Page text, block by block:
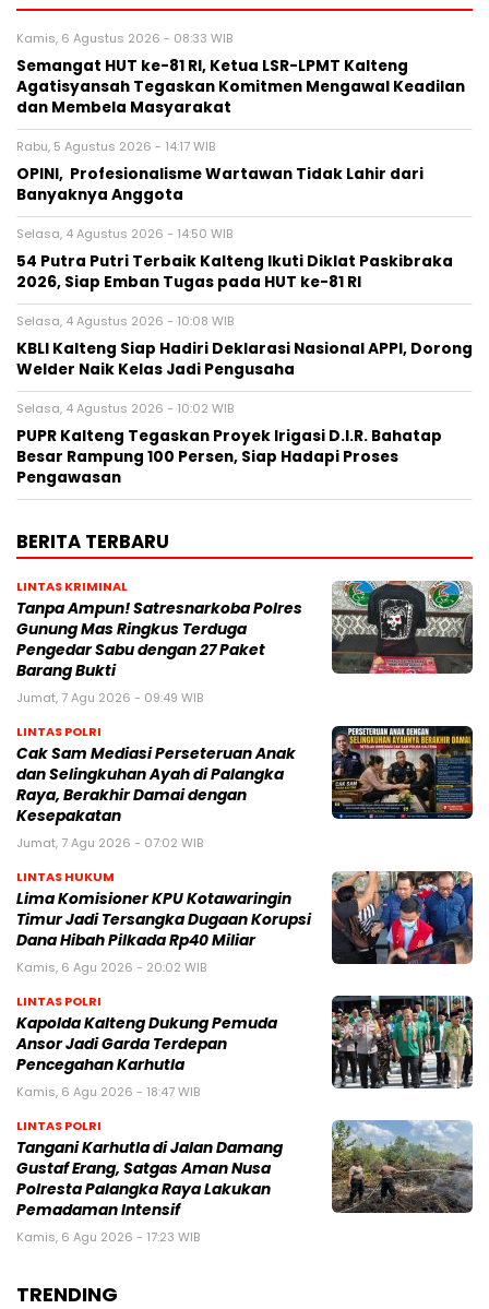
Kamis, 6 Agustus 2026 - 08:33 WIB
Semangat HUT ke-81 RI, Ketua LSR-LPMT Kalteng
Agatisyansah Tegaskan Komitmen Mengawal Keadilan
dan Membela Masyarakat
Rabu, 5 Agustus 2026 - 14:17 WIB
OPINI, Profesionalisme Wartawan Tidak Lahir dari
Banyaknya Anggota
Selasa, 4 Agustus 2026 - 14:50 WIB
54 Putra Putri Terbaik Kalteng Ikuti Diklat Paskibraka
2026, Siap Emban Tugas pada HUT ke-81 RI
Selasa, 4 Agustus 2026 - 10:08 WIB
KBLI Kalteng Siap Hadiri Deklarasi Nasional APPI, Dorong
Welder Naik Kelas Jadi Pengusaha
Selasa, 4 Agustus 2026 - 10:02 WIB
PUPR Kalteng Tegaskan Proyek Irigasi D.I.R. Bahatap
Besar Rampung 100 Persen, Siap Hadapi Proses
Pengawasan
BERITA TERBARU
LINTAS KRIMINAL
Tanpa Ampun! Satresnarkoba Polres
Gunung Mas Ringkus Terduga
Pengedar Sabu dengan 27 Paket
Barang Bukti
Jumat, 7 Agu 2026 - 09:49 WIB
LINTAS POLRI
Cak Sam Mediasi Perseteruan Anak
dan Selingkuhan Ayah di Palangka
Raya, Berakhir Damai dengan
Kesepakatan
Jumat, 7 Agu 2026 - 07:02 WIB
LINTAS HUKUM
Lima Komisioner KPU Kotawaringin
Timur Jadi Tersangka Dugaan Korupsi
Dana Hibah Pilkada Rp40 Miliar
Kamis, 6 Agu 2026 - 20:02 WIB
LINTAS POLRI
Kapolda Kalteng Dukung Pemuda
Ansor Jadi Garda Terdepan
Pencegahan Karhutla
Kamis, 6 Agu 2026 - 18:47 WIB
LINTAS POLRI
Tangani Karhutla di Jalan Damang
Gustaf Erang, Satgas Aman Nusa
Polresta Palangka Raya Lakukan
Pemadaman Intensif
Kamis, 6 Agu 2026 - 17:23 WIB
TRENDING